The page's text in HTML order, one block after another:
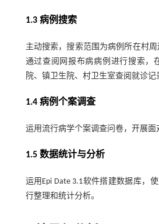
1.3 病例搜索
主动搜索，搜索范围为病例所在村
通过查阅网报布病病例进行搜索，
院、镇卫生院、村卫生室查阅就诊记
1.4 病例个案调查
运用流行病学个案调查问卷，开展面
1.5 数据统计与分析
运用Epi Date 3.1软件搭建数据库，
行整理和统计分析。